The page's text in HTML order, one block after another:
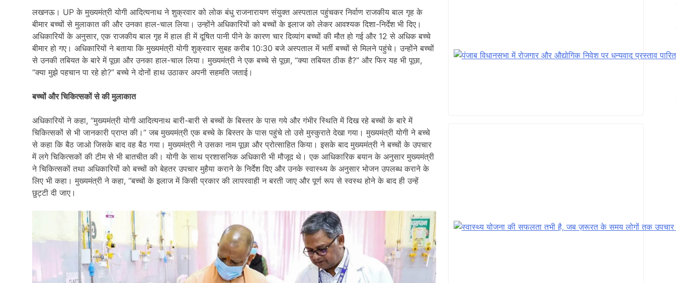
लखनऊ। UP के मुख्यमंत्री योगी आदित्यनाथ ने शुक्रवार को लोक बंधु राजनारायण संयुक्त अस्पताल पहुंचकर निर्वाण राजकीय बाल गृह के
बीमार बच्चों से मुलाकात की और उनका हाल-चाल लिया। उन्होंने अधिकारियों को बच्चों के इलाज को लेकर आवश्यक दिशा-निर्देश भी दिए।
अधिकारियों के अनुसार, एक राजकीय बाल गृह में हाल ही में दूषित पानी पीने के कारण चार दिव्यांग बच्चों की मौत हो गई और 12 से अधिक बच्चे
बीमार हो गए। अधिकारियों ने बताया कि मुख्यमंत्री योगी शुक्रवार सुबह करीब 10:30 बजे अस्पताल में भर्ती बच्चों से मिलने पहुंचे। उन्होंने बच्चों
से उनकी तबियत के बारे में पूछा और उनका हाल-चाल लिया। मुख्यमंत्री ने एक बच्चे से पूछा, “क्या तबियत ठीक है?” और फिर यह भी पूछा,
“क्या मुझे पहचान पा रहे हो?” बच्चे ने दोनों हाथ उठाकर अपनी सहमति जताई।
बच्चों और चिकित्सकों से की मुलाकात
अधिकारियों ने कहा, ‘‘मुख्यमंत्री योगी आदित्यनाथ बारी-बारी से बच्चों के बिस्तर के पास गये और गंभीर स्थिति में दिख रहे बच्‍चों के बारे में
चिकित्सकों से भी जानकारी प्राप्त की।” जब मुख्यमंत्री एक बच्चे के बिस्तर के पास पहुंचे तो उसे मुस्कुराते देखा गया। मुख्यमंत्री योगी ने बच्चे
से कहा कि बैठ जाओ जिसके बाद वह बैठ गया। मुख्यमंत्री ने उसका नाम पूछा और प्रोत्साहित किया। इसके बाद मुख्‍यमंत्री ने बच्‍चों के उपचार
में लगे चिकित्सकों की टीम से भी बातचीत की। योगी के साथ प्रशासनिक अधिकारी भी मौजूद थे। एक आधिकारिक बयान के अनुसार मुख्यमंत्री
ने चिकित्सकों तथा अधिकारियों को बच्चों को बेहतर उपचार मुहैया कराने के निर्देश दिए और उनके स्वास्थ्य के अनुसार भोजन उपलब्ध कराने के
लिए भी कहा। मुख्‍यमंत्री ने कहा, ‘‘बच्चों के इलाज में किसी प्रकार की लापरवाही न बरती जाए और पूर्ण रूप से स्वस्थ होने के बाद ही उन्हें
छुट्टी दी जाए।